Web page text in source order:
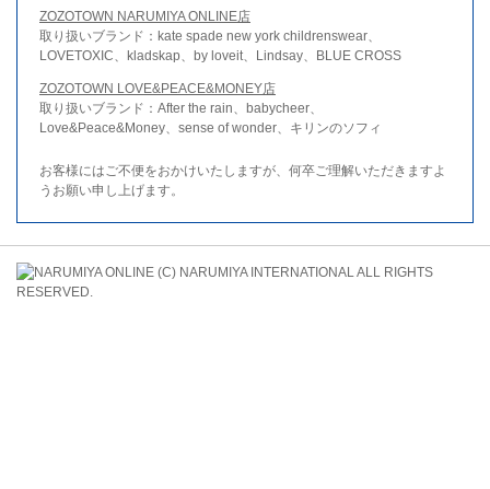
ZOZOTOWN NARUMIYA ONLINE店
取り扱いブランド：kate spade new york childrenswear、
LOVETOXIC、kladskap、by loveit、Lindsay、BLUE CROSS
ZOZOTOWN LOVE&PEACE&MONEY店
取り扱いブランド：After the rain、babycheer、
Love&Peace&Money、sense of wonder、キリンのソフィ
お客様にはご不便をおかけいたしますが、何卒ご理解いただきますよ
うお願い申し上げます。